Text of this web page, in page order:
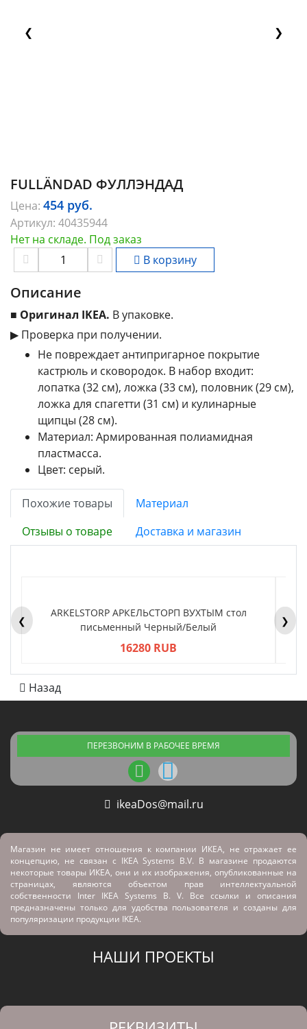
❮ ❯
FULLÄNDAD ФУЛЛЭНДАД
Цена: 454 руб.
Артикул: 40435944
Нет на складе. Под заказ
В корзину
Описание
■ Оригинал IKEA. В упаковке.
▶ Проверка при получении.
Не повреждает антипригарное покрытие
кастрюль и сковородок. В набор входит:
лопатка (32 см), ложка (33 см), половник (29 см),
ложка для спагетти (31 см) и кулинарные
щипцы (28 см).
Материал: Армированная полиамидная
пластмасса.
Цвет: серый.
Похожие товары
Материал
Отзывы о товаре
Доставка и магазин
❮
ARKELSTORP АРКЕЛЬСТОРП ВУХТЫМ стол
письменный Черный/Белый
16280 RUB
❯
Назад
ПЕРЕЗВОНИМ В РАБОЧЕЕ ВРЕМЯ
ikeaDos@mail.ru
Магазин не имеет отношения к компании ИКЕА, не отражает ее
концепцию, не связан с IKEA Systems B.V. В магазине продаются
некоторые товары ИКЕА, они и их изображения, опубликованные на
страницах, являются объектом прав интеллектуальной
собственности Inter IKEA Systems B. V. Все ссылки и описания
предназначены только для удобства пользователя и созданы для
популяризации продукции IKEA.
НАШИ ПРОЕКТЫ